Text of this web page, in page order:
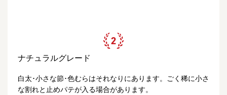
ナチュラルグレード
白太･小さな節･色むらはそれなりにあります。ごく稀に小さ
な割れと止めパテが入る場合があります。